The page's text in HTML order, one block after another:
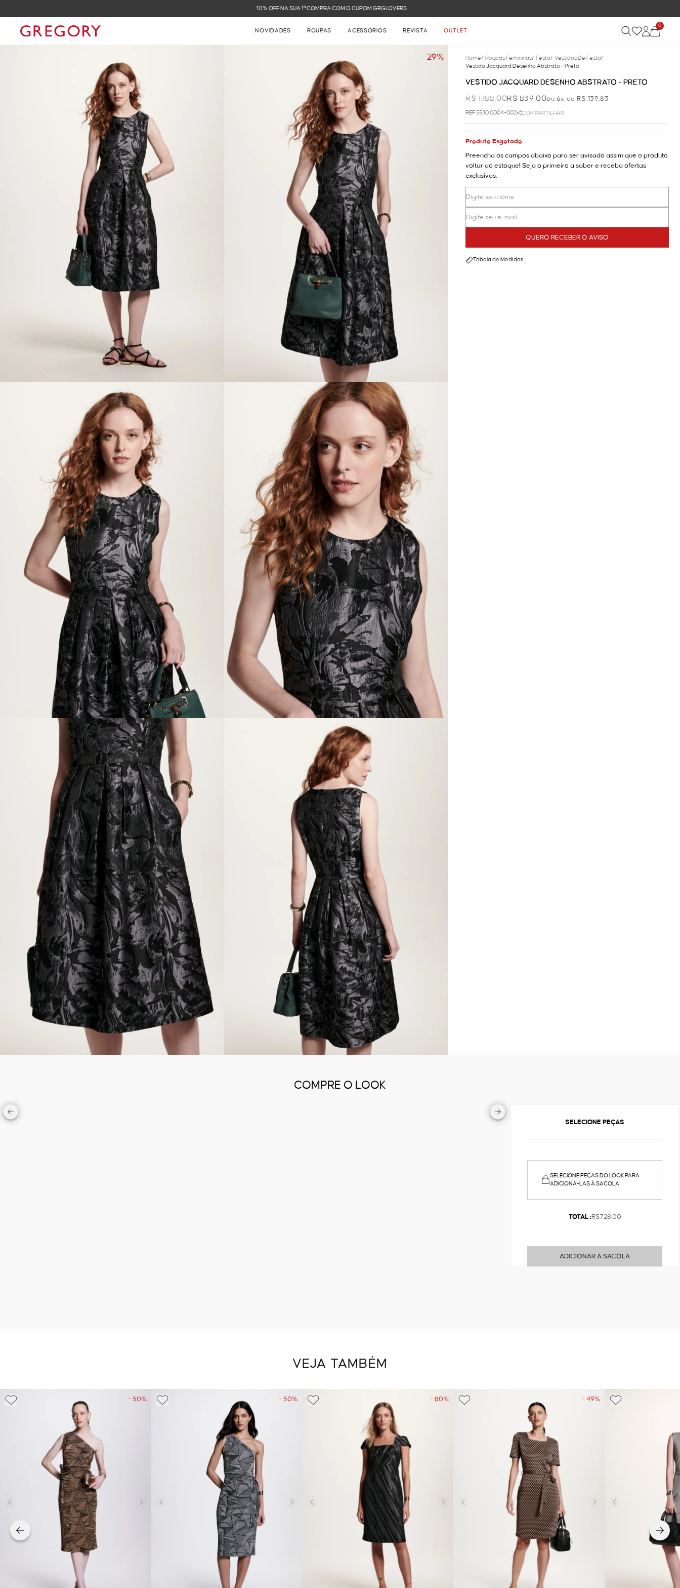
FRETE GRÁTIS NAS COMPRAS ACIMA DE R$ 899
NOVIDADES ROUPAS ACESSÓRIOS REVISTA OUTLET
0
- 29% Home/ Roupas Femininas/ Festa/ Vestidos De Festa/
Vestido Jacquard Desenho Abstrato - Preto
VESTIDO JACQUARD DESENHO ABSTRATO - PRETO
R$ 1.188,00R$ 839,00ou 6x de R$ 139,83
REF.55.10.0004-002 COMPARTILHAR
Produto Esgotado
Preencha os campos abaixo para ser avisado assim que o produto
voltar ao estoque! Seja o primeiro a saber e receba ofertas
exclusivas.
QUERO RECEBER O AVISO
Tabela de Medidas
COMPRE O LOOK
SELECIONE PEÇAS
SELECIONE PEÇAS DO LOOK PARA
ADICIONÁ-LAS À SACOLA
TOTAL :R$728,00
ADICIONAR À SACOLA
VEJA TAMBÉM
- 50% - 50% - 80% - 49%